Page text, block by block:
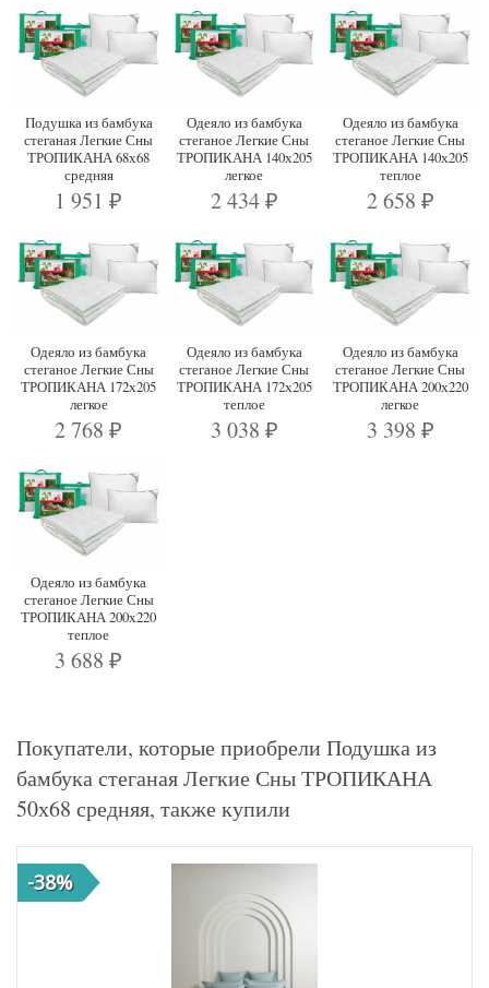
Подушка из бамбука
стеганая Легкие Сны
ТРОПИКАНА 68х68
средняя
1 951₽
Одеяло из бамбука
стеганое Легкие Сны
ТРОПИКАНА 140х205
легкое
2 434 ₽
Одеяло из бамбука
стеганое Легкие Сны
ТРОПИКАНА 140х205
теплое
2 658 ₽
Одеяло из бамбука
стеганое Легкие Сны
ТРОПИКАНА 172х205
легкое
2 768₽
Одеяло из бамбука
стеганое Легкие Сны
ТРОПИКАНА 172х205
теплое
3 038 ₽
Одеяло из бамбука
стеганое Легкие Сны
ТРОПИКАНА 200х220
легкое
3 398 ₽
Одеяло из бамбука
стеганое Легкие Сны
ТРОПИКАНА 200х220
теплое
3 688₽
Покупатели, которые приобрели Подушка из
бамбука стеганая Легкие Сны ТРОПИКАНА
50х68 средняя, также купили
-38%